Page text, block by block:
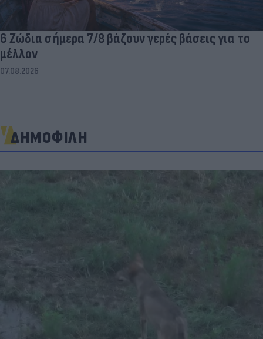
6 Ζώδια σήμερα 7/8 βάζουν γερές βάσεις για το
μέλλον
07.08.2026
ΔΗΜΟΦΙΛΗ